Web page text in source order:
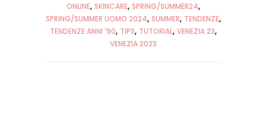
ONLINE SKINCARE SPRING/SUMMER24
SPRING/SUMMER UOMO 2024 SUMMER TENDENZE
TENDENZE ANNI '90 TIPS TUTORIAL VENEZIA 23
VENEZIA 2023